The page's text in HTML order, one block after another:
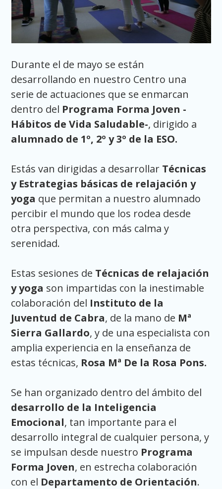
Durante el de mayo se están
desarrollando en nuestro Centro una
serie de actuaciones que se enmarcan
dentro del Programa Forma Joven -
Hábitos de Vida Saludable-, dirigido a
alumnado de 1º, 2º y 3º de la ESO.
Estás van dirigidas a desarrollar Técnicas
y Estrategias básicas de relajación y
yoga que permitan a nuestro alumnado
percibir el mundo que los rodea desde
otra perspectiva, con más calma y
serenidad.
Estas sesiones de Técnicas de relajación
y yoga son impartidas con la inestimable
colaboración del Instituto de la
Juventud de Cabra, de la mano de Mª
Sierra Gallardo, y de una especialista con
amplia experiencia en la enseñanza de
estas técnicas, Rosa Mª De la Rosa Pons.
Se han organizado dentro del ámbito del
desarrollo de la Inteligencia
Emocional, tan importante para el
desarrollo integral de cualquier persona, y
se impulsan desde nuestro Programa
Forma Joven, en estrecha colaboración
con el Departamento de Orientación.